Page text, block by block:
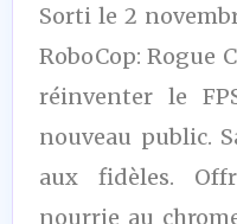
Sorti le 2
RoboCop: Rogue
réinventer le
nouveau public.
aux fidèles.
nourrie au